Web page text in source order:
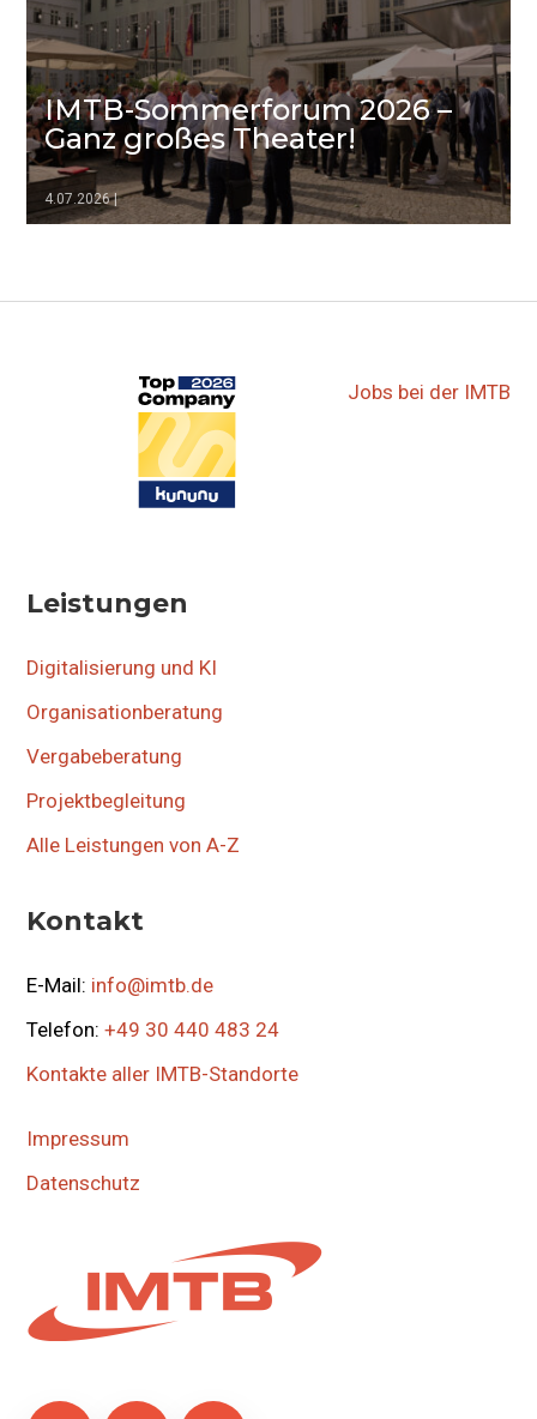
IMTB-Sommerforum 2026 –
Ganz großes Theater!
4.07.2026|
Jobs bei der IMTB
Leistungen
Digitalisierung und KI
Organisationberatung
Vergabeberatung
Projektbegleitung
Alle Leistungen von A-Z
Kontakt
E-Mail: info@imtb.de
Telefon:+49 30 440 483 24
Kontakte aller IMTB-Standorte
Impressum
Datenschutz